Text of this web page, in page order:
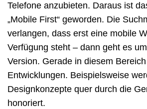
Telefone anzubieten. Daraus ist
„Mobile First“ geworden. Die
verlangen, dass erst eine mobile
Verfügung steht – dann geht es
Version. Gerade in diesem
Entwicklungen. Beispielsweise
Designkonzepte quer durch die
honoriert.